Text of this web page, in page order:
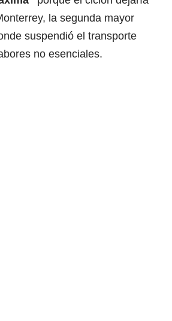
la segunda mayor
suspendió el transporte
no esenciales.